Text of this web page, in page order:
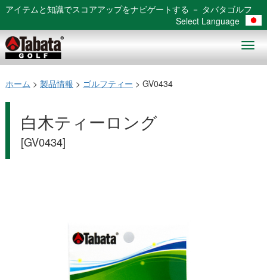
アイテムと知識でスコアアップをナビゲートする － タバタゴルフ
Select Language
ホーム > 製品情報 > ゴルフティー > GV0434
白木ティーロング
[GV0434]